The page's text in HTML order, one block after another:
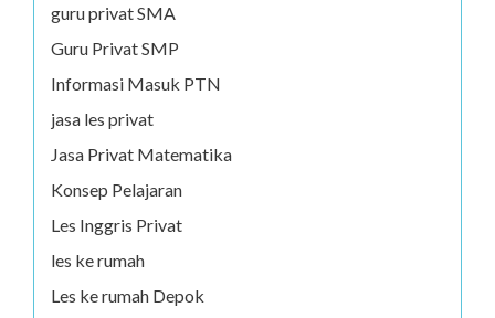
guru privat SMA
Guru Privat SMP
Informasi Masuk PTN
jasa les privat
Jasa Privat Matematika
Konsep Pelajaran
Les Inggris Privat
les ke rumah
Les ke rumah Depok